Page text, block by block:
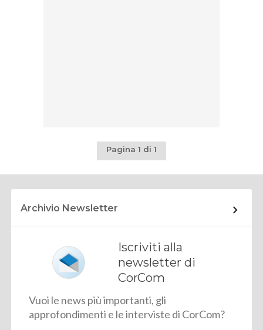
Pagina 1 di 1
Archivio Newsletter
Iscriviti alla
newsletter di
CorCom
Vuoi le news più importanti, gli
approfondimenti e le interviste di CorCom?